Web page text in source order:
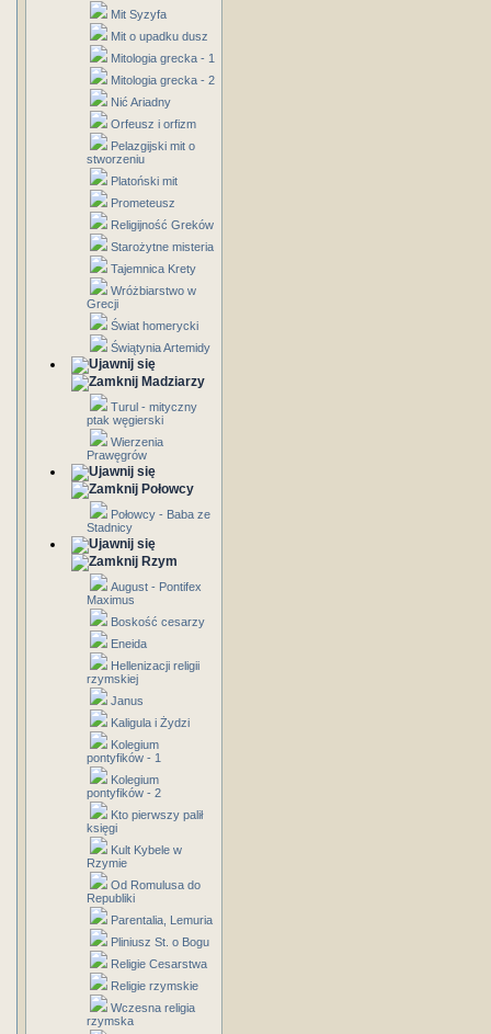
Mit Syzyfa
Mit o upadku dusz
Mitologia grecka - 1
Mitologia grecka - 2
Nić Ariadny
Orfeusz i orfizm
Pelazgijski mit o
stworzeniu
Platoński mit
Prometeusz
Religijność Greków
Starożytne misteria
Tajemnica Krety
Wróżbiarstwo w
Grecji
Świat homerycki
Świątynia Artemidy
Madziarzy
Turul - mityczny
ptak węgierski
Wierzenia
Prawęgrów
Połowcy
Połowcy - Baba ze
Stadnicy
Rzym
August - Pontifex
Maximus
Boskość cesarzy
Eneida
Hellenizacji religii
rzymskiej
Janus
Kaligula i Żydzi
Kolegium
pontyfików - 1
Kolegium
pontyfików - 2
Kto pierwszy palił
księgi
Kult Kybele w
Rzymie
Od Romulusa do
Republiki
Parentalia, Lemuria
Pliniusz St. o Bogu
Religie Cesarstwa
Religie rzymskie
Wczesna religia
rzymska